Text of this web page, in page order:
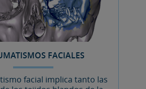
FACIALES
facial implica tanto las